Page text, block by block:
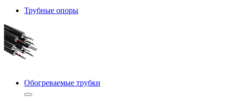
Трубные опоры
Обогреваемые трубки